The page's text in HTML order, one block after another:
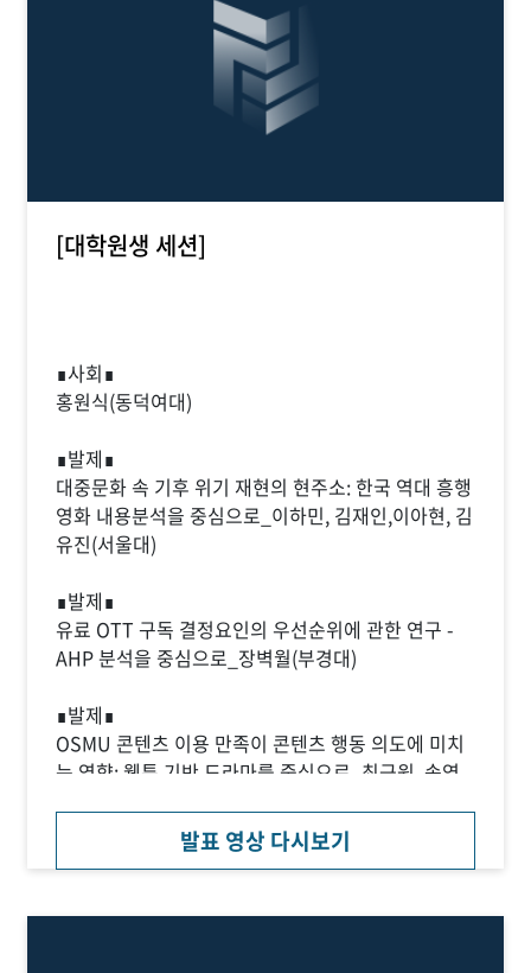
[대학원생 세션]
∎사회∎
홍원식(동덕여대)
∎발제∎
대중문화 속 기후 위기 재현의 현주소: 한국 역대 흥행
영화 내용분석을 중심으로_이하민, 김재인,이아현, 김
유진(서울대)
∎발제∎
유료 OTT 구독 결정요인의 우선순위에 관한 연구 -
AHP 분석을 중심으로_장벽월(부경대)
∎발제∎
OSMU 콘텐츠 이용 만족이 콘텐츠 행동 의도에 미치
는 영향: 웹툰 기반 드라마를 중심으로_최근원, 송영
발표 영상 다시보기